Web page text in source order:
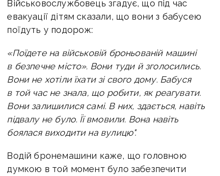
Військовослужбовець згадує, що під час
евакуації дітям сказали, що вони з бабусею
поїдуть у подорож:
«Поїдете на військовій броньованій машині
в безпечне місто». Вони туди й зголосились.
Вони не хотіли їхати зі свого дому. Бабуся
в той час не знала, що робити, як реагувати.
Вони залишилися самі. В них, здається, навіть
підвалу не було. Її вмовили. Вона навіть
боялася виходити на вулицю".
Водій бронемашини каже, що головною
думкою в той момент було забезпечити